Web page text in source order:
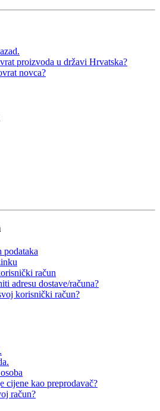
proizvoda u državi Hrvatska?
novca?
podataka
račun
adresu dostave/računa?
korisnički račun?
cijene kao preprodavač?
račun?